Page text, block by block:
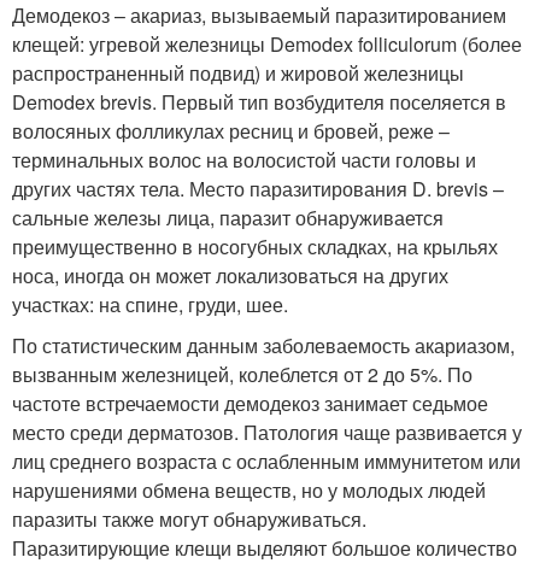
Демодекоз – акариаз, вызываемый паразитированием
клещей: угревой железницы Demodex folliculorum (более
распространенный подвид) и жировой железницы
Demodex brevis. Первый тип возбудителя поселяется в
волосяных фолликулах ресниц и бровей, реже –
терминальных волос на волосистой части головы и
других частях тела. Место паразитирования D. brevis –
сальные железы лица, паразит обнаруживается
преимущественно в носогубных складках, на крыльях
носа, иногда он может локализоваться на других
участках: на спине, груди, шее.
По статистическим данным заболеваемость акариазом,
вызванным железницей, колеблется от 2 до 5%. По
частоте встречаемости демодекоз занимает седьмое
место среди дерматозов. Патология чаще развивается у
лиц среднего возраста с ослабленным иммунитетом или
нарушениями обмена веществ, но у молодых людей
паразиты также могут обнаруживаться.
Паразитирующие клещи выделяют большое количество